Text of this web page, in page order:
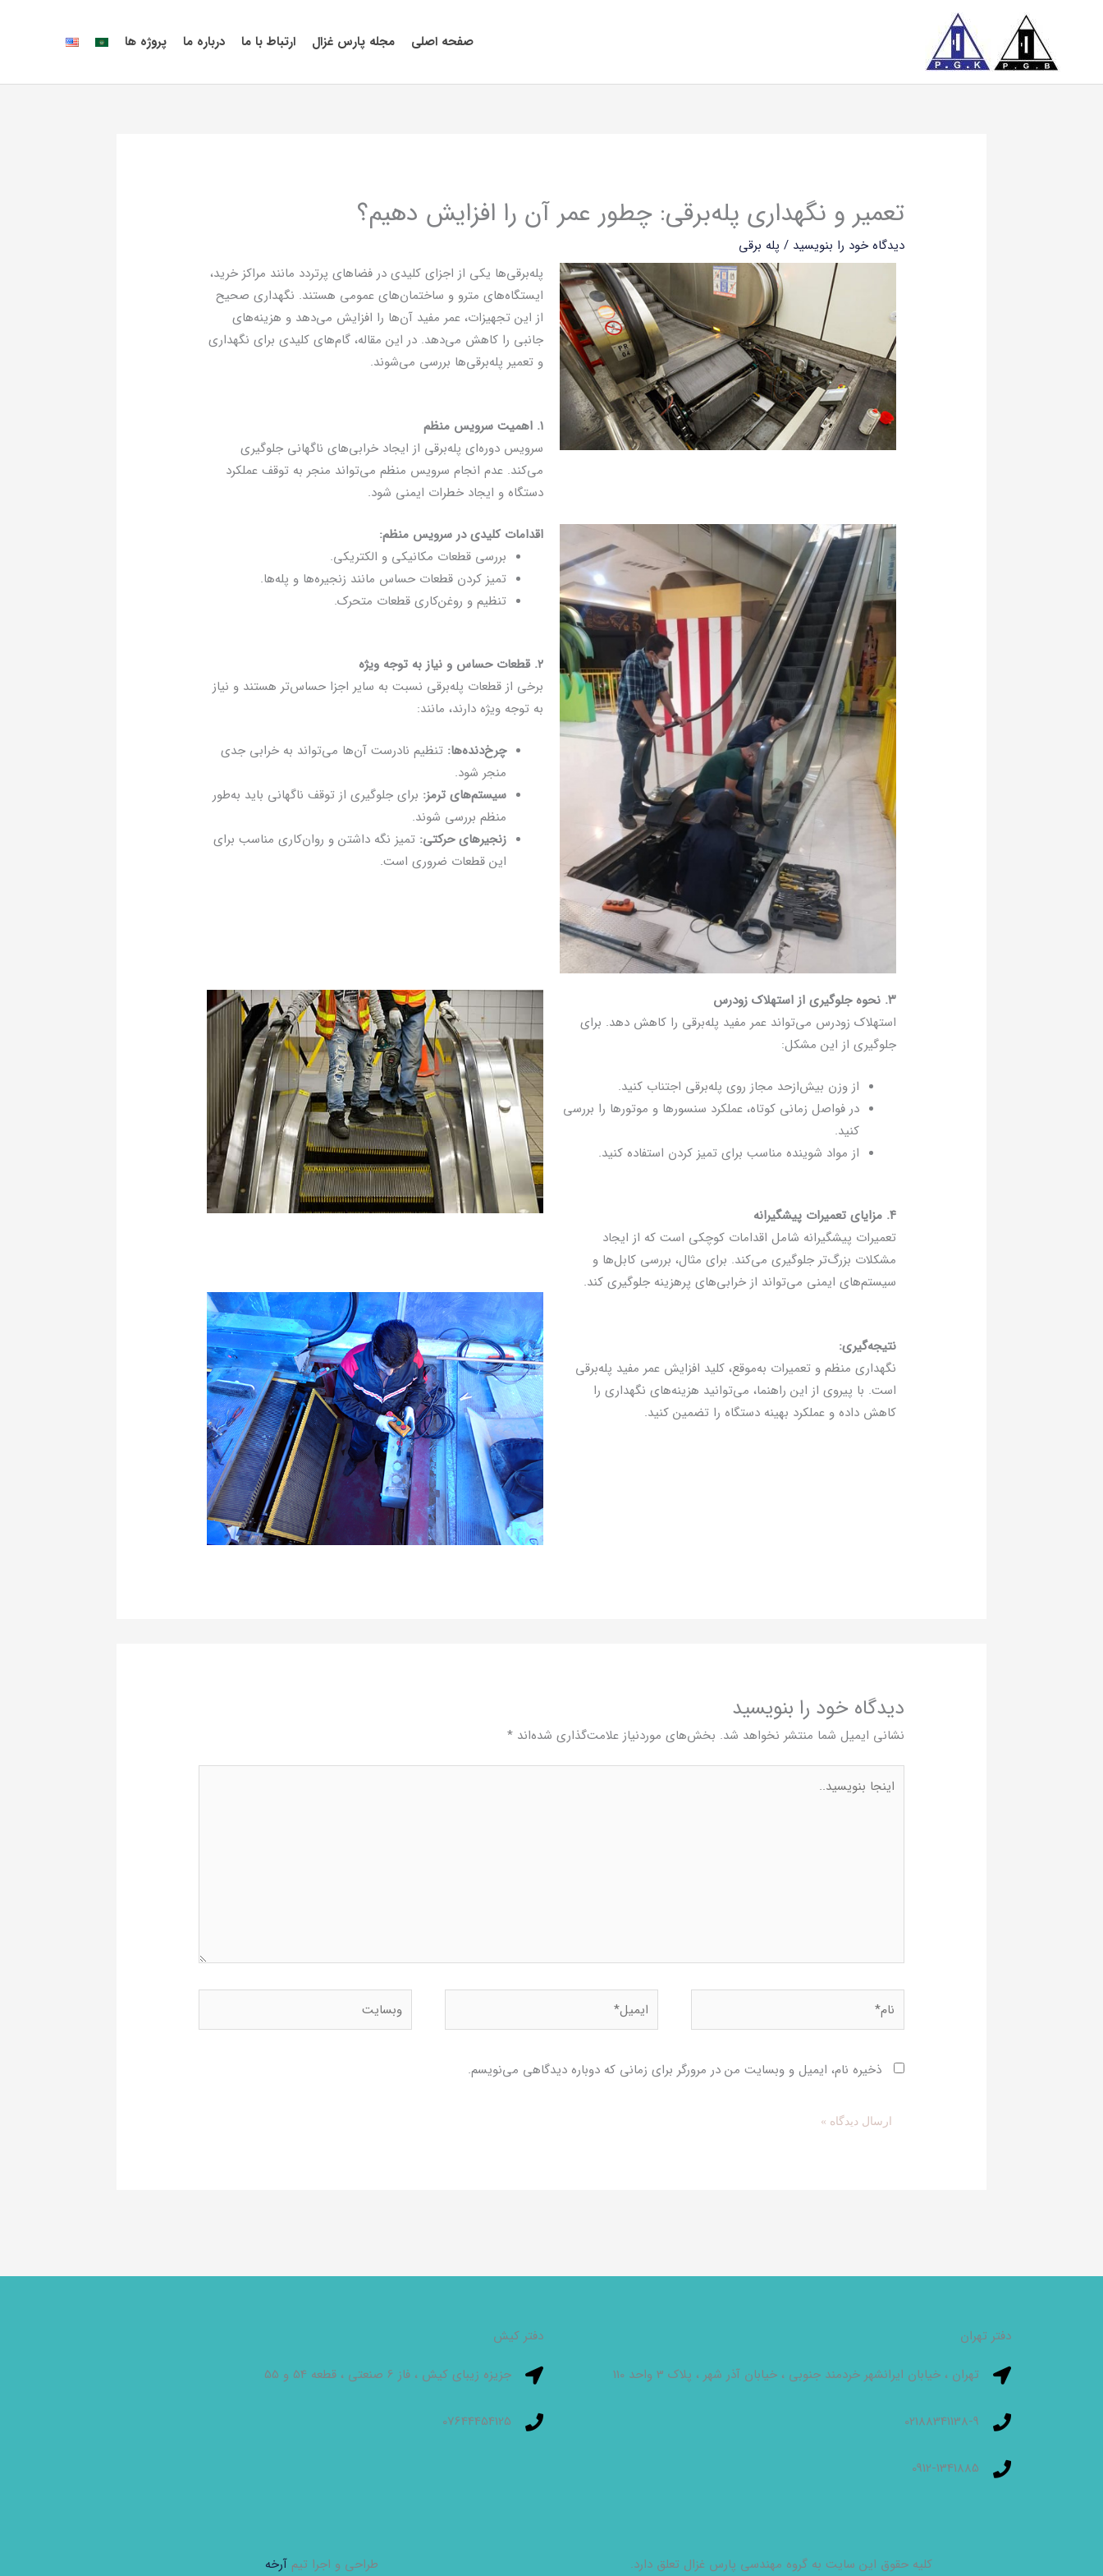
صفحه اصلی مجله پارس غزال ارتباط با ما درباره ما پروژه ها
تعمیر و نگهداری پله‌برقی: چطور عمر آن را افزایش دهیم؟
دیدگاه‌ خود را بنویسید / پله برقی
پله‌برقی‌ها یکی از اجزای کلیدی در فضاهای پرتردد مانند مراکز خرید،
ایستگاه‌های مترو و ساختمان‌های عمومی هستند. نگهداری صحیح
از این تجهیزات، عمر مفید آن‌ها را افزایش می‌دهد و هزینه‌های
جانبی را کاهش می‌دهد. در این مقاله، گام‌های کلیدی برای نگهداری
و تعمیر پله‌برقی‌ها بررسی می‌شوند.
۱. اهمیت سرویس منظم
سرویس دوره‌ای پله‌برقی از ایجاد خرابی‌های ناگهانی جلوگیری
می‌کند. عدم انجام سرویس منظم می‌تواند منجر به توقف عملکرد
دستگاه و ایجاد خطرات ایمنی شود.
اقدامات کلیدی در سرویس منظم:
بررسی قطعات مکانیکی و الکتریکی.
تمیز کردن قطعات حساس مانند زنجیره‌ها و پله‌ها.
تنظیم و روغن‌کاری قطعات متحرک.
۲. قطعات حساس و نیاز به توجه ویژه
برخی از قطعات پله‌برقی نسبت به سایر اجزا حساس‌تر هستند و نیاز
به توجه ویژه دارند، مانند:
چرخ‌دنده‌ها: تنظیم نادرست آن‌ها می‌تواند به خرابی جدی
منجر شود.
سیستم‌های ترمز: برای جلوگیری از توقف ناگهانی باید به‌طور
منظم بررسی شوند.
زنجیرهای حرکتی: تمیز نگه داشتن و روان‌کاری مناسب برای
این قطعات ضروری است.
۳. نحوه جلوگیری از استهلاک زودرس
استهلاک زودرس می‌تواند عمر مفید پله‌برقی را کاهش دهد. برای
جلوگیری از این مشکل:
از وزن بیش‌ازحد مجاز روی پله‌برقی اجتناب کنید.
در فواصل زمانی کوتاه، عملکرد سنسورها و موتورها را بررسی
کنید.
از مواد شوینده مناسب برای تمیز کردن استفاده کنید.
۴. مزایای تعمیرات پیشگیرانه
تعمیرات پیشگیرانه شامل اقدامات کوچکی است که از ایجاد
مشکلات بزرگ‌تر جلوگیری می‌کند. برای مثال، بررسی کابل‌ها و
سیستم‌های ایمنی می‌تواند از خرابی‌های پرهزینه جلوگیری کند.
نتیجه‌گیری:
نگهداری منظم و تعمیرات به‌موقع، کلید افزایش عمر مفید پله‌برقی
است. با پیروی از این راهنما، می‌توانید هزینه‌های نگهداری را
کاهش داده و عملکرد بهینه دستگاه را تضمین کنید.
دیدگاه‌ خود را بنویسید
نشانی ایمیل شما منتشر نخواهد شد. بخش‌های موردنیاز علامت‌گذاری شده‌اند*
بنویسید..
ایمیل*
ذخیره نام، ایمیل و وبسایت من در مرورگر برای زمانی که دوباره دیدگاهی می‌نویسم.
دفتر تهران
تهران ، خیابان ایرانشهر خردمند جنوبی ، خیابان آذر شهر ، پلاک 3 واحد 110
02188341138-9
0912-1341885
دفتر کیش
جزیزه زیبای کیش ، فاز 6 صنعتی ، قطعه 54 و 55
07644454125
کلیه حقوق این سایت به گروه مهندسی پارس غزال تعلق دارد. طراحی و اجرا تیم آرخه